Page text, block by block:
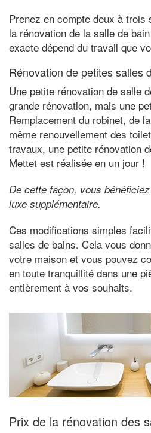
Prenez en compte deux à
la rénovation de la salle de
exacte dépend du travail que
Rénovation de petites salles
Une petite rénovation de salle
grande rénovation, mais une
Remplacement du robinet, de
même renouvellement des
travaux, une petite rénovation
Mettet est réalisée en un jour !
De cette façon, vous
luxe supplémentaire.
Ces modifications simples
salles de bains. Cela vous
votre maison et vous pouvez
en toute tranquillité dans une
entièrement à vos souhaits.
Prix de la rénovation des